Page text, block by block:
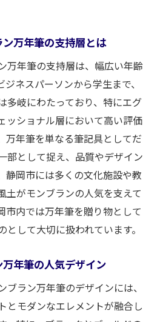
ブラン万年筆のブランド力
具愛好者が語るモンブラン
筆の品質が高く評価される
ブランの信頼性と安心感
静岡市の文化に与える影響
万年筆をお得に売る方法
ンブラン万年筆売却のベスト
の良い買取店の選び方
時に知っておくと得する情
万年筆の支持層とは
万年筆の支持層は、幅広い年齢
ネスパーソンから学生まで、
多岐にわたっており、特にエグ
ッショナル層において高い評価
万年筆を単なる筆記具としてだ
部として捉え、品質やデザイン
静岡市には多くの文化施設や教
土がモンブランの人気を支えて
市内では万年筆を贈り物として
して大切に扱われています。
年筆の人気デザイン
ラン万年筆のデザインには、
とモダンなエレメントが融合し